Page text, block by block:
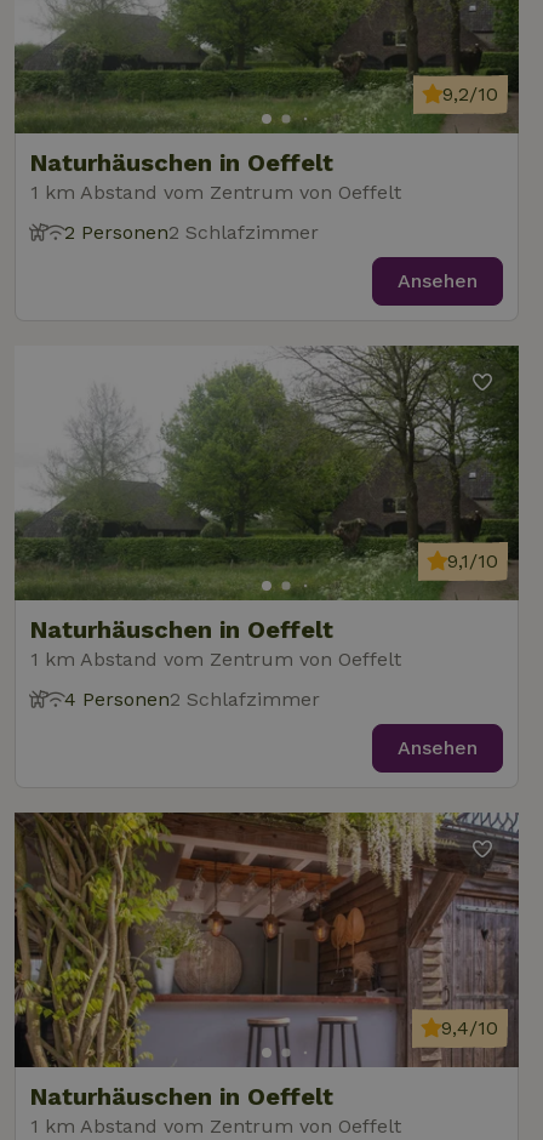
Naturhäuschen in Oeffelt
1 km Abstand vom Zentrum von Oeffelt
9,2/10
2 Personen2 Schlafzimmer
Ansehen
Naturhäuschen in Oeffelt
1 km Abstand vom Zentrum von Oeffelt
9,1/10
4 Personen2 Schlafzimmer
Ansehen
Naturhäuschen in Oeffelt
1 km Abstand vom Zentrum von Oeffelt
9,4/10